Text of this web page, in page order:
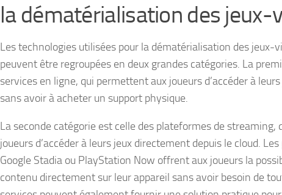
la dématérialisation des jeux-
Les technologies utilisées pour la dématérialisation des jeux-
peuvent être regroupées en deux grandes catégories. La
services en ligne, qui permettent aux joueurs d’accéder à
sans avoir à acheter un support physique.
La seconde catégorie est celle des plateformes de streaming,
joueurs d’accéder à leurs jeux directement depuis le cloud.
Google Stadia ou PlayStation Now offrent aux joueurs la
contenu directement sur leur appareil sans avoir besoin de